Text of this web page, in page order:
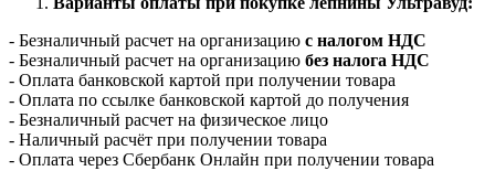
- Безналичный расчет на организацию с налогом НДС
- Безналичный расчет на организацию без налога НДС
- Оплата банковской картой при получении товара
- Оплата по ссылке банковской картой до получения
- Безналичный расчет на физическое лицо
- Наличный расчёт при получении товара
- Оплата через Сбербанк Онлайн при получении товара